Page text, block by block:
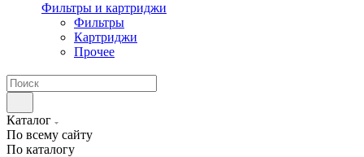
Фильтры и картриджи
Фильтры
Картриджи
Прочее
Каталог
По всему сайту
По каталогу